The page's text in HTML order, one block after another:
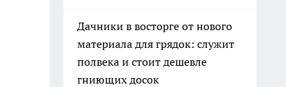
Дачники в восторге от нового
материала для грядок: служит
полвека и стоит дешевле
гниющих досок